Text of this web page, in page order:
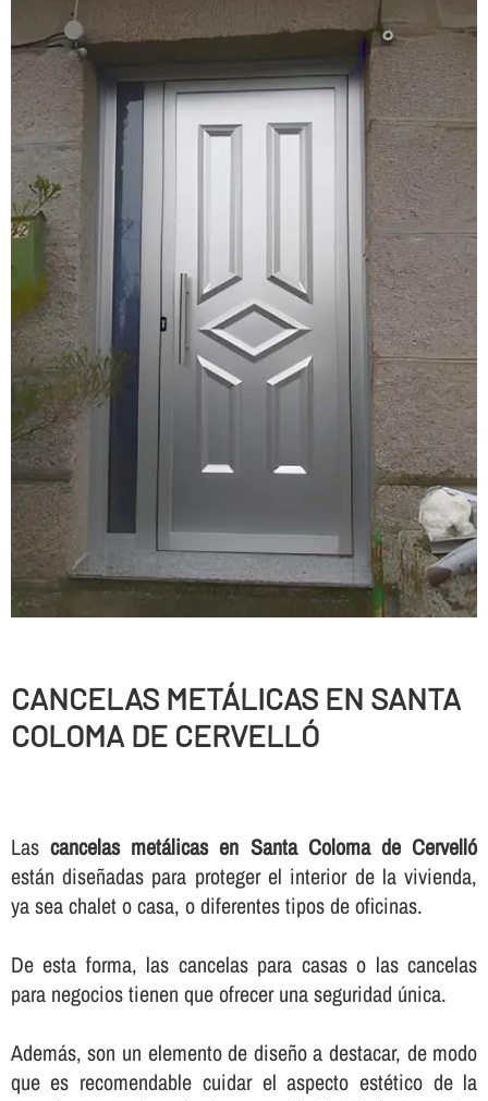
CANCELAS METÁLICAS EN SANTA
COLOMA DE CERVELLÓ
Las cancelas metálicas en Santa Coloma de Cervelló
están diseñadas para proteger el interior de la vivienda,
ya sea chalet o casa, o diferentes tipos de oficinas.
De esta forma, las cancelas para casas o las cancelas
para negocios tienen que ofrecer una seguridad única.
Además, son un elemento de diseño a destacar, de modo
que es recomendable cuidar el aspecto estético de la